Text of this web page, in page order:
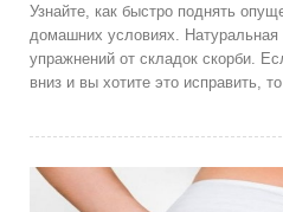
Узнайте, как быстро поднять
домашних условиях.
упражнений от складок скорби.
вниз и вы хотите это исправить,